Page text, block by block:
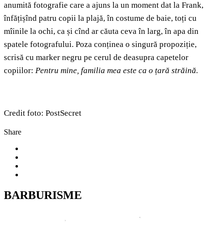
anumită fotografie care a ajuns la un moment dat la Frank,
înfățișînd patru copii la plajă, în costume de baie, toți cu
mîinile la ochi, ca și cînd ar căuta ceva în larg, în apa din
spatele fotografului. Poza conținea o singură propoziție,
scrisă cu marker negru pe cerul de deasupra capetelor
copiilor: Pentru mine, familia mea este ca o țară străină.
Credit foto: PostSecret
Share
BARBURISME